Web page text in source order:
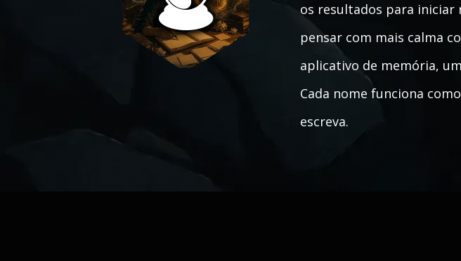
os resultados para iniciar
pensar com mais calma
aplicativo de memória,
Cada nome funciona
escreva.